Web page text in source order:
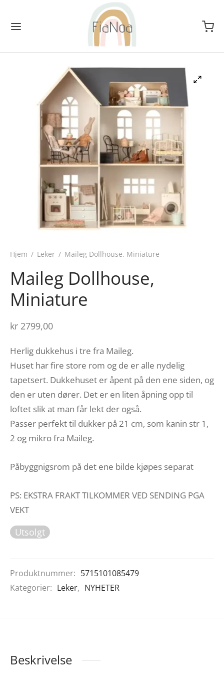
Hjem / Leker / Maileg Dollhouse, Miniature
Maileg Dollhouse,
Miniature
kr 2799,00
Herlig dukkehus i tre fra Maileg.
Huset har fire store rom og de er alle nydelig
tapetsert. Dukkehuset er åpent på den ene siden, og
den er uten dører. Det er en liten åpning opp til
loftet slik at man får lekt der også.
Passer perfekt til dukker på 21 cm, som kanin str 1,
2 og mikro fra Maileg.
Påbyggnigsrom på det ene bilde kjøpes separat
PS: EKSTRA FRAKT TILKOMMER VED SENDING PGA
VEKT
Utsolgt
Produktnummer: 5715101085479
Kategorier: Leker, NYHETER
Beskrivelse